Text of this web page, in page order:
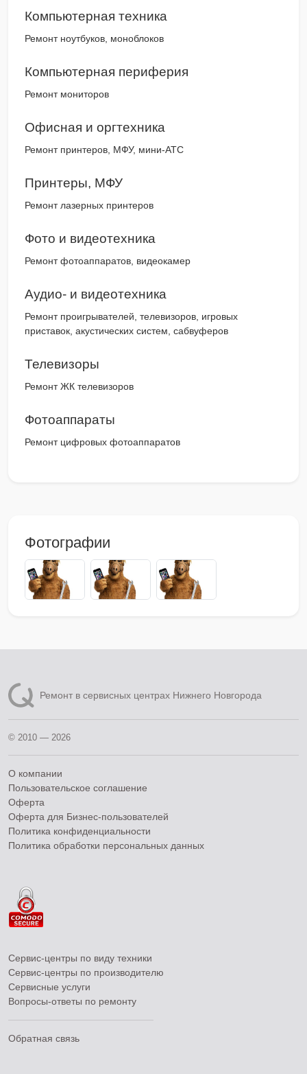
Компьютерная техника
Ремонт ноутбуков, моноблоков
Компьютерная периферия
Ремонт мониторов
Офисная и оргтехника
Ремонт принтеров, МФУ, мини-АТС
Принтеры, МФУ
Ремонт лазерных принтеров
Фото и видеотехника
Ремонт фотоаппаратов, видеокамер
Аудио- и видеотехника
Ремонт проигрывателей, телевизоров, игровых
приставок, акустических систем, сабвуферов
Телевизоры
Ремонт ЖК телевизоров
Фотоаппараты
Ремонт цифровых фотоаппаратов
Фотографии
Ремонт в сервисных центрах Нижнего Новгорода
© 2010 — 2026
О компании
Пользовательское соглашение
Оферта
Оферта для Бизнес-пользователей
Политика конфиденциальности
Политика обработки персональных данных
Сервис-центры по виду техники
Сервис-центры по производителю
Сервисные услуги
Вопросы-ответы по ремонту
Обратная связь